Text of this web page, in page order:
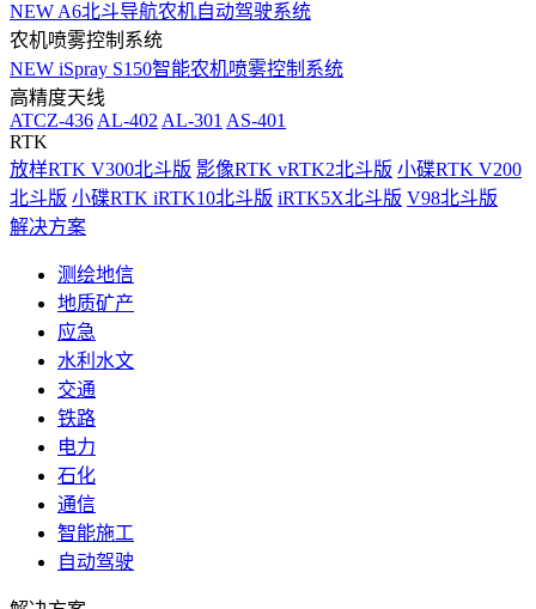
NEW A6北斗导航农机自动驾驶系统
农机喷雾控制系统
NEW iSpray S150智能农机喷雾控制系统
高精度天线
ATCZ-436 AL-402 AL-301 AS-401
RTK
放样RTK V300北斗版 影像RTK vRTK2北斗版 小碟RTK V200
北斗版 小碟RTK iRTK10北斗版 iRTK5X北斗版 V98北斗版
解决方案
测绘地信
地质矿产
应急
水利水文
交通
铁路
电力
石化
通信
智能施工
自动驾驶